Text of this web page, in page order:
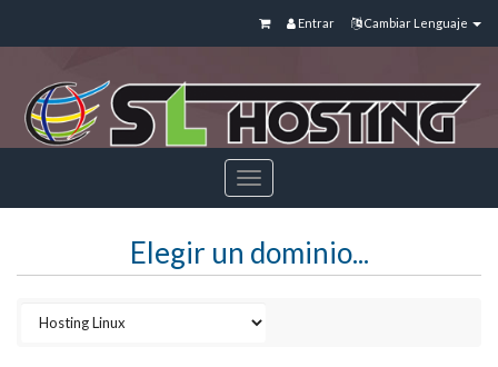
Cambiar Lenguaje
Entrar
Toggle
navigation
Elegir un dominio...